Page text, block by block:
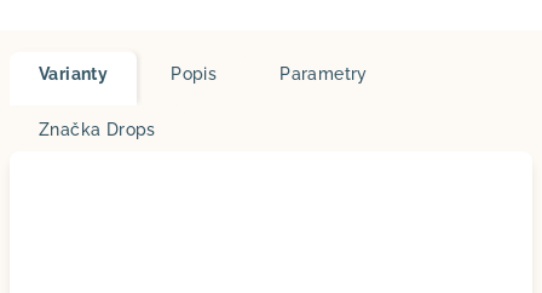
Varianty Popis Parametry
Značka Drops